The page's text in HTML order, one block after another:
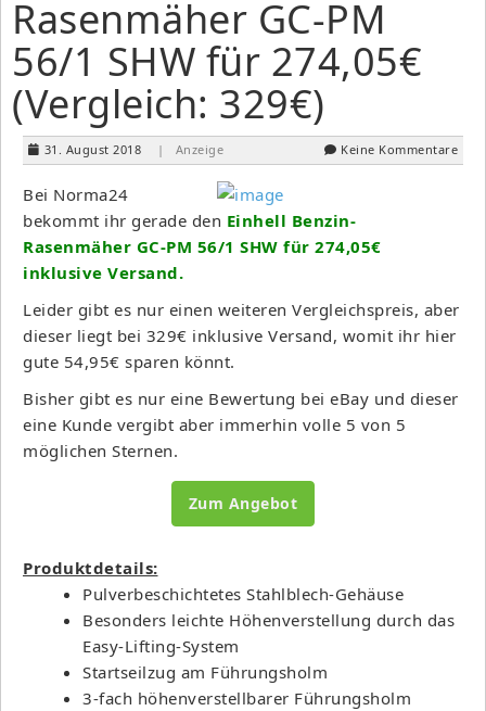
Rasenmäher GC-PM
56/1 SHW für 274,05€
(Vergleich: 329€)
31. August 2018 | Anzeige Keine Kommentare
Bei Norma24
bekommt ihr gerade den Einhell Benzin-
Rasenmäher GC-PM 56/1 SHW für 274,05€
inklusive Versand.
Leider gibt es nur einen weiteren Vergleichspreis, aber
dieser liegt bei 329€ inklusive Versand, womit ihr hier
gute 54,95€ sparen könnt.
Bisher gibt es nur eine Bewertung bei eBay und dieser
eine Kunde vergibt aber immerhin volle 5 von 5
möglichen Sternen.
Zum Angebot
Produktdetails:
Pulverbeschichtetes Stahlblech-Gehäuse
Besonders leichte Höhenverstellung durch das
Easy-Lifting-System
Startseilzug am Führungsholm
3-fach höhenverstellbarer Führungsholm